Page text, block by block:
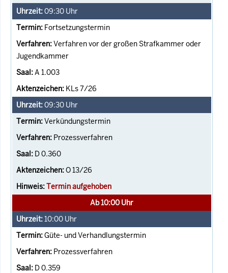
09:30 Uhr
Fortsetzungstermin
Verfahren vor der großen Strafkammer oder
Jugendkammer
A 1.003
KLs 7/26
09:30 Uhr
Verkündungstermin
Prozessverfahren
D 0.360
O 13/26
Termin aufgehoben
Ab 10:00 Uhr
10:00 Uhr
Güte- und Verhandlungstermin
Prozessverfahren
D 0.359